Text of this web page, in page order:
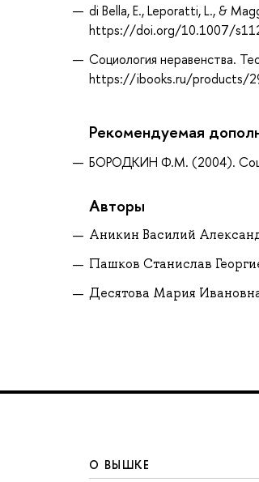
di Bella, E., Leporatti, L., &
https://doi.org/10.1007/
Социология неравенства.
https://ibooks.ru/products/
Рекомендуемая
БОРОДКИН Ф.М. (2004).
Авторы
Аникин Василий
Пашков Станислав
Десятова Мария
О ВЫШКЕ